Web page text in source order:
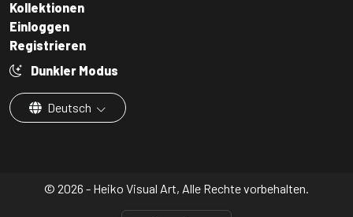
Kollektionen
Einloggen
Registrieren
Dunkler Modus
Deutsch
© 2026 - Heiko Visual Art, Alle Rechte vorbehalten.